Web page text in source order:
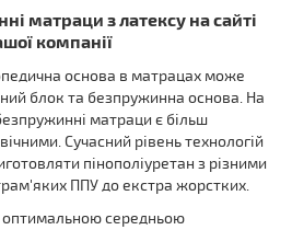
матраци з латексу на сайті
компанії
основа в матрацах може
блок та безпружинна основа. На
матраци є більш
Сучасний рівень технологій
пінополіуретан з різними
ППУ до екстра жорстких.
середньою